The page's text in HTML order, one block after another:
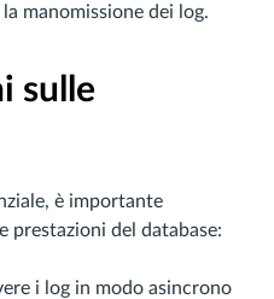
manomissione dei log.
sulle
è importante
prestazioni del database:
i log in modo asincrono